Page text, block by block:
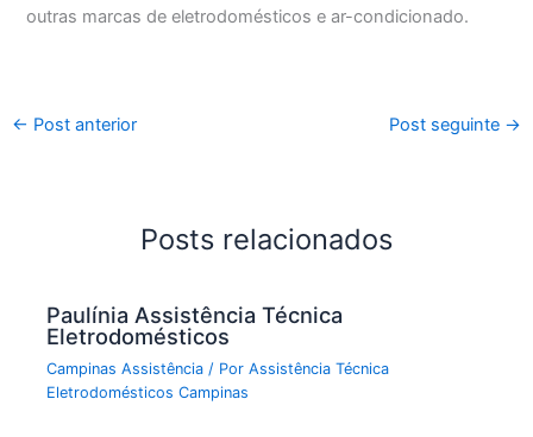
outras marcas de eletrodomésticos e ar-condicionado.
← Post anterior Post seguinte →
Posts relacionados
Paulínia Assistência Técnica
Eletrodomésticos
Campinas Assistência / PorAssistência Técnica
Eletrodomésticos Campinas